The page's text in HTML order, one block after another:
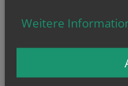
[1]1010 Wien,
Weitere